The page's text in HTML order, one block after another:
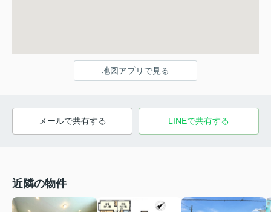
地図アプリで見る
メールで共有する LINEで共有する
近隣の物件